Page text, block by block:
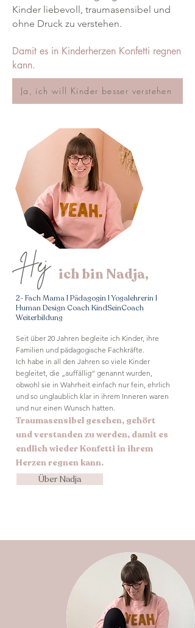
Kinder liebevoll, traumasensibel und
ohne Druck zu verstehen.
Damit es in Kinderherzen Konfetti regnen
kann.
Ja, ich will Kinder besser verstehen
Hej ich bin Nadja,
2- Fach Mama I Pädagogin I Yogalehrerin I
Human Design Coach KindSeinCoach
Weiterbildung
Seit über 20 Jahren begleite ich Kinder, ihre
Familien und pädagogische Fachkräfte.
Ich habe in all den Jahren so viele Kinder
begleitet, die „auffällig“ genannt wurden,
obwohl sie in Wahrheit einfach nur fein, ehrlich
und so unglaublich klar in ihrem Inneren waren
und nur einen Wunsch hatten.
Traumasensibel gesehen, gehört
und verstanden zu werden, damit es
endlich wieder Konfetti in ihrem
Herzen regnen kann.
Über Nadja